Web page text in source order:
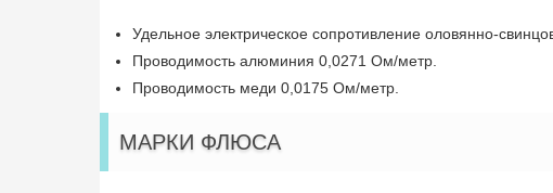
Удельное электрическое сопротивление оловянно-
Проводимость алюминия 0,0271 Ом/метр.
Проводимость меди 0,0175 Ом/метр.
МАРКИ ФЛЮСА